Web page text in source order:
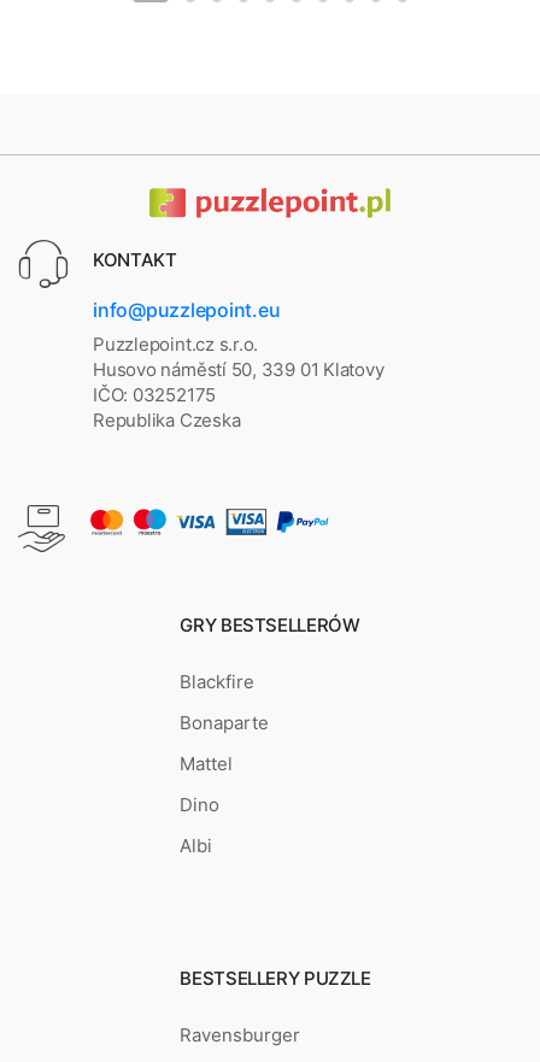
KONTAKT
info@puzzlepoint.eu
Puzzlepoint.cz s.r.o.
Husovo náměstí 50, 339 01 Klatovy
IČO: 03252175
Republika Czeska
GRY BESTSELLERÓW
Blackfire
Bonaparte
Mattel
Dino
Albi
BESTSELLERY PUZZLE
Ravensburger